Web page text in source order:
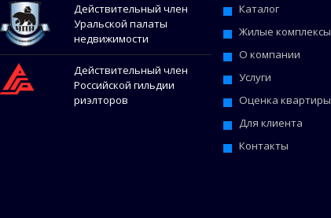
Действительный член
Уральской палаты
недвижимости
Действительный член
Российской гильдии
риэлторов
Каталог
Жилые комплексы
О компании
Услуги
Оценка квартиры
Для клиента
Контакты